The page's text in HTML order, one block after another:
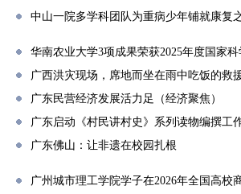
中山一院多学科团队为重病少年铺就康复
华南农业大学3项成果荣获2025年度国家
广西洪灾现场，席地而坐在雨中吃饭的救
广东民营经济发展活力足（经济聚焦）
广东启动《村民讲村史》系列读物编撰工
广东佛山：让非遗在校园扎根
广州城市理工学院学子在2026年全国高